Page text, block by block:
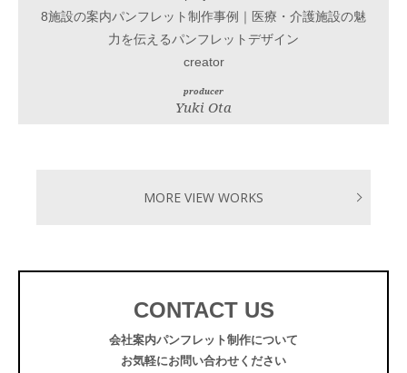
8施設の案内パンフレット制作事例｜医療・介護施設の魅
力を伝えるパンフレットデザイン
creator
producer
Yuki Ota
MORE VIEW WORKS
CONTACT US
会社案内パンフレット制作について
お気軽にお問い合わせください